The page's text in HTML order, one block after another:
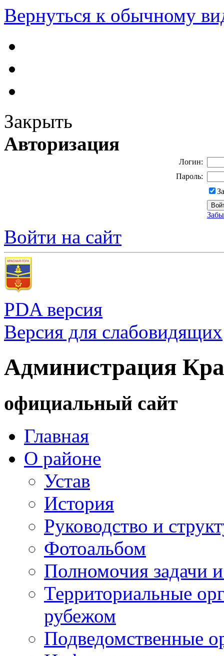
Вернуться к обычному
Закрыть
Авторизация
Логин:
Пароль:
Войти на сайт
PDA версия
Версия для слабовидящих
Администрация
официальный сайт
Главная
О районе
Устав
История
Руководство и
Фотоальбом
Полномочия задачи
Территориальные
рубежом
Подведомственные